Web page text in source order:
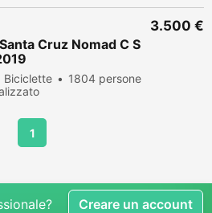
Cruz Nomad C S
Biciclette
1804 persone
3.500 €
1
Creare un account